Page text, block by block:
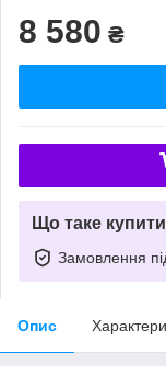
8 580 ₴
Що таке
Замовлення
Опис